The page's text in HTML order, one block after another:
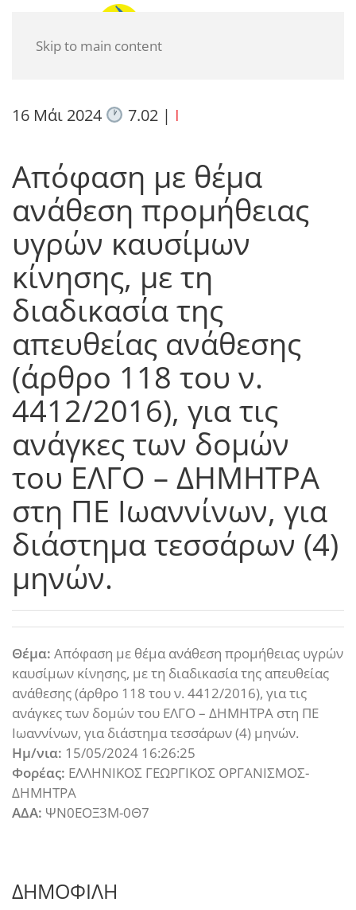
Skip to main content
16 Μάι 2024 7.02| I
Απόφαση με θέμα
ανάθεση προμήθειας
υγρών καυσίμων
κίνησης, με τη
διαδικασία της
απευθείας ανάθεσης
(άρθρο 118 του ν.
4412/2016), για τις
ανάγκες των δομών
του ΕΛΓΟ – ΔΗΜΗΤΡΑ
στη ΠΕ Ιωαννίνων, για
διάστημα τεσσάρων (4)
μηνών.
Θέμα: Απόφαση με θέμα ανάθεση προμήθειας υγρών
καυσίμων κίνησης, με τη διαδικασία της απευθείας
ανάθεσης (άρθρο 118 του ν. 4412/2016), για τις
ανάγκες των δομών του ΕΛΓΟ – ΔΗΜΗΤΡΑ στη ΠΕ
Ιωαννίνων, για διάστημα τεσσάρων (4) μηνών.
Ημ/νια: 15/05/2024 16:26:25
Φορέας: ΕΛΛΗΝΙΚΟΣ ΓΕΩΡΓΙΚΟΣ ΟΡΓΑΝΙΣΜΟΣ-
ΔΗΜΗΤΡΑ
ΑΔΑ: ΨΝ0ΕΟΞ3Μ-0Θ7
ΔΗΜΟΦΙΛΗ